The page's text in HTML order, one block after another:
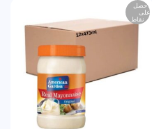
احصل
على
نقاط